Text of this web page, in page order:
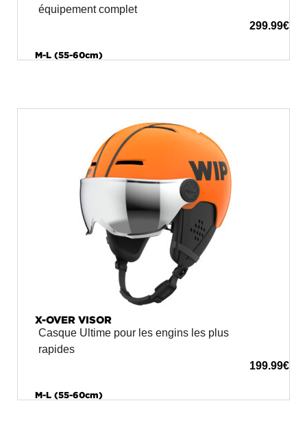
équipement complet
299.99€
M-L (55-60cm)
X-OVER VISOR
Casque Ultime pour les engins les plus
rapides
199.99€
M-L (55-60cm)